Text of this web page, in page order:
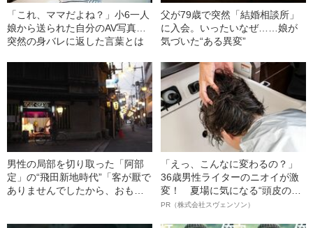
「これ、ママだよね？」小6一人
娘から送られた自分のAV写真…
突然の身バレに返した言葉とは
父が79歳で突然「結婚相談所」
に入会。いったいなぜ……娘が
気づいた“ある異変”
男性の局部を切り取った「阿部
定」の“飛田新地時代”「客が厭で
ありませんでしたから、おもし
「えっ、こんなに変わるの？」
36歳男性ライターのニオイが激
変！ 夏場に気になる“頭皮のニ
オイ”や“ベタつき”を解消す
PR（株式会社スヴェンソン）